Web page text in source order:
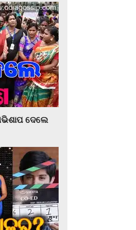
ଦେଲେ